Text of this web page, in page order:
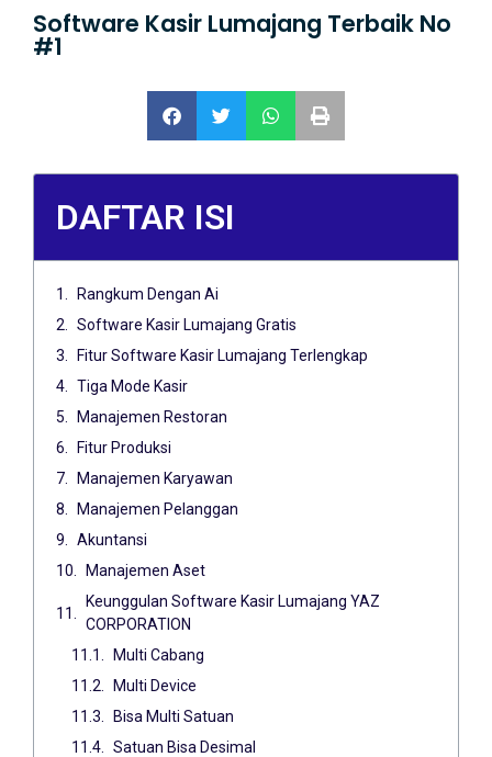
Software Kasir Lumajang Terbaik No
#1
DAFTAR ISI
Rangkum Dengan Ai
Software Kasir Lumajang Gratis
Fitur Software Kasir Lumajang Terlengkap
Tiga Mode Kasir
Manajemen Restoran
Fitur Produksi
Manajemen Karyawan
Manajemen Pelanggan
Akuntansi
Manajemen Aset
Keunggulan Software Kasir Lumajang YAZ
CORPORATION
Multi Cabang
Multi Device
Bisa Multi Satuan
Satuan Bisa Desimal